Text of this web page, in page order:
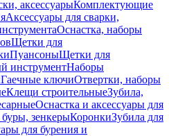
аксессуарыКомплектующие
Аксессуары для сварки,
Оснастка, наборы
Щетки для
ПуансоныЩетки для
инструментНаборы
Гаечные ключиОтвертки, наборы
Клещи строительныеЗубила,
Оснастка и аксессуары для
зенкерыКоронкиЗубила для
для бурения и